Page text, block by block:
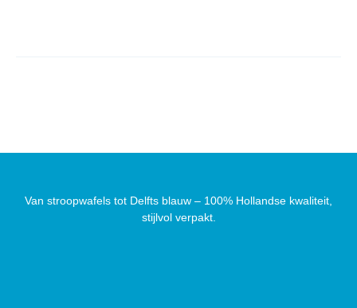
Van stroopwafels tot Delfts blauw – 100% Hollandse kwaliteit,
stijlvol verpakt.